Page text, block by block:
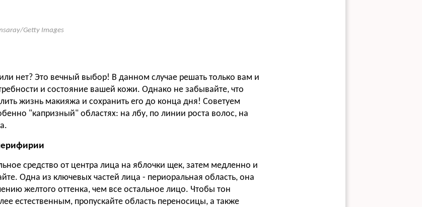
Getty Images
нет? Это вечный выбор! В данном случае решать только вам и
и состояние вашей кожи. Однако не забывайте, что
жизнь макияжа и сохранить его до конца дня! Советуем
"капризный" областях: на лбу, по линии роста волос, на
средство от центра лица на яблочки щек, затем медленно и
Одна из ключевых частей лица - периоральная область, она
желтого оттенка, чем все остальное лицо. Чтобы тон
естественным, пропускайте область переносицы, а также